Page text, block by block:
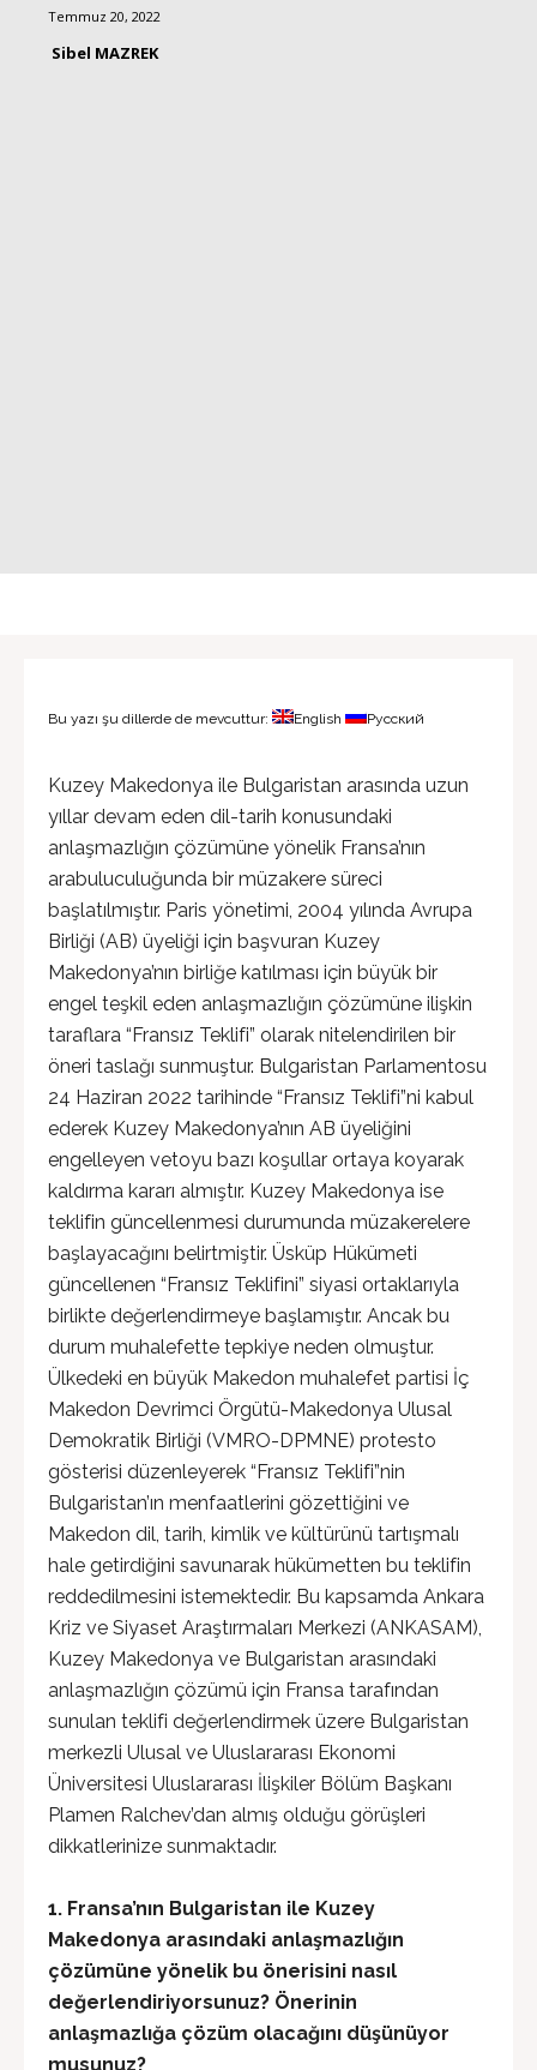
Temmuz 20, 2022
Sibel MAZREK
Bu yazı şu dillerde de mevcuttur: English Русский
Kuzey Makedonya ile Bulgaristan arasında uzun
yıllar devam eden dil-tarih konusundaki
anlaşmazlığın çözümüne yönelik Fransa’nın
arabuluculuğunda bir müzakere süreci
başlatılmıştır. Paris yönetimi, 2004 yılında Avrupa
Birliği (AB) üyeliği için başvuran Kuzey
Makedonya’nın birliğe katılması için büyük bir
engel teşkil eden anlaşmazlığın çözümüne ilişkin
taraflara “Fransız Teklifi” olarak nitelendirilen bir
öneri taslağı sunmuştur. Bulgaristan Parlamentosu
24 Haziran 2022 tarihinde “Fransız Teklifi”ni kabul
ederek Kuzey Makedonya’nın AB üyeliğini
engelleyen vetoyu bazı koşullar ortaya koyarak
kaldırma kararı almıştır. Kuzey Makedonya ise
teklifin güncellenmesi durumunda müzakerelere
başlayacağını belirtmiştir. Üsküp Hükümeti
güncellenen “Fransız Teklifini” siyasi ortaklarıyla
birlikte değerlendirmeye başlamıştır. Ancak bu
durum muhalefette tepkiye neden olmuştur.
Ülkedeki en büyük Makedon muhalefet partisi İç
Makedon Devrimci Örgütü-Makedonya Ulusal
Demokratik Birliği (VMRO-DPMNE) protesto
gösterisi düzenleyerek “Fransız Teklifi”nin
Bulgaristan’ın menfaatlerini gözettiğini ve
Makedon dil, tarih, kimlik ve kültürünü tartışmalı
hale getirdiğini savunarak hükümetten bu teklifin
reddedilmesini istemektedir. Bu kapsamda Ankara
Kriz ve Siyaset Araştırmaları Merkezi (ANKASAM),
Kuzey Makedonya ve Bulgaristan arasındaki
anlaşmazlığın çözümü için Fransa tarafından
sunulan teklifi değerlendirmek üzere Bulgaristan
merkezli Ulusal ve Uluslararası Ekonomi
Üniversitesi Uluslararası İlişkiler Bölüm Başkanı
Plamen Ralchev’dan almış olduğu görüşleri
dikkatlerinize sunmaktadır.
1. Fransa’nın Bulgaristan ile Kuzey
Makedonya arasındaki anlaşmazlığın
çözümüne yönelik bu önerisini nasıl
değerlendiriyorsunuz? Önerinin
anlaşmazlığa çözüm olacağını düşünüyor
musunuz?